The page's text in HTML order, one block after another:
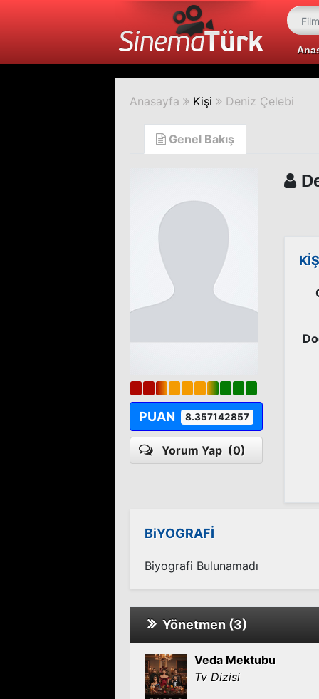
Anasayfa Kişi Deniz Çelebi
Genel Bakış
PUAN 8.357142857
Yorum Yap (0)
BiYOGRAFİ
Biyografi Bulunamadı
Yönetmen (3)
Veda Mektubu
Tv Dizisi